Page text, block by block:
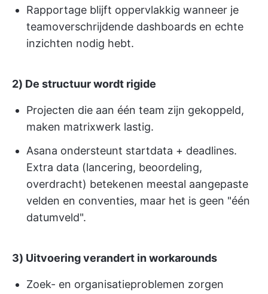
Rapportage blijft oppervlakkig wanneer je
teamoverschrijdende dashboards en echte
inzichten nodig hebt.
2) De structuur wordt rigide
Projecten die aan één team zijn gekoppeld,
maken matrixwerk lastig.
Asana ondersteunt startdata + deadlines.
Extra data (lancering, beoordeling,
overdracht) betekenen meestal aangepaste
velden en conventies, maar het is geen "één
datumveld".
3) Uitvoering verandert in workarounds
Zoek- en organisatieproblemen zorgen